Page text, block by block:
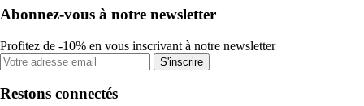
Abonnez-vous à notre newsletter
Profitez de -10% en vous inscrivant à notre newsletter
S'inscrire
Restons connectés